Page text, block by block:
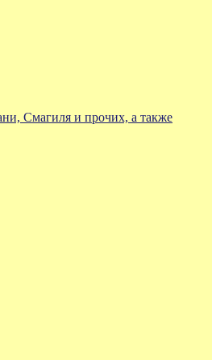
Смагиля и прочих, а также